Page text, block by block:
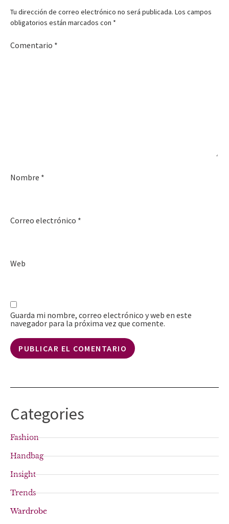
Tu dirección de correo electrónico no será publicada. Los campos
obligatorios están marcados con *
Comentario *
Nombre *
Correo electrónico *
Web
Guarda mi nombre, correo electrónico y web en este
navegador para la próxima vez que comente.
Categories
Fashion
Handbag
Insight
Trends
Wardrobe